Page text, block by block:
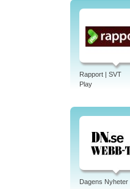
Rapport | SVT
Play
Dagens Nyheter